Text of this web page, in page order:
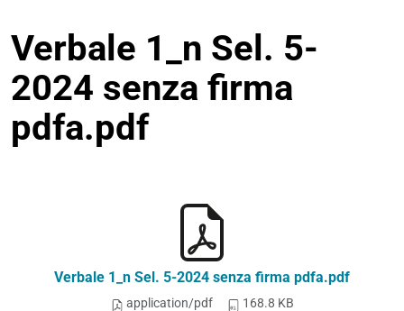
Verbale 1_n Sel. 5-
2024 senza firma
pdfa.pdf
Verbale 1_n Sel. 5-2024 senza firma pdfa.pdf
application/pdf 168.8 KB